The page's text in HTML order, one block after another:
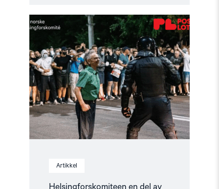
Artikkel
Read
article
"Helsingforskomiteen
en
del
av
Postkodelotteriet"